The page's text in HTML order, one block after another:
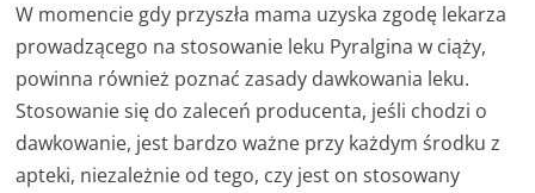
W momencie gdy przyszła mama uzyska zgodę lekarza
prowadzącego na stosowanie leku Pyralgina w ciąży,
powinna również poznać zasady dawkowania leku.
Stosowanie się do zaleceń producenta, jeśli chodzi o
dawkowanie, jest bardzo ważne przy każdym środku z
apteki, niezależnie od tego, czy jest on stosowany